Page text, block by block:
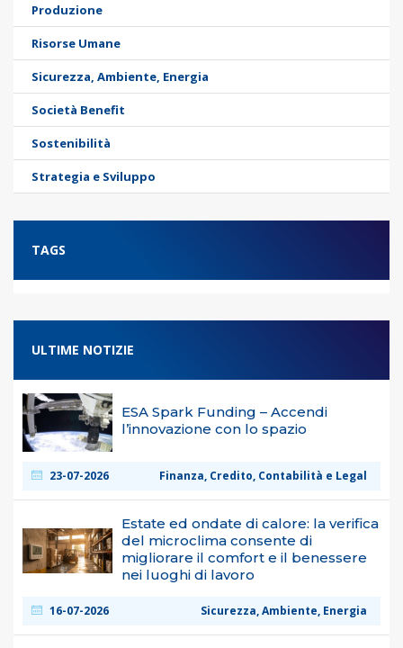
Produzione
Risorse Umane
Sicurezza, Ambiente, Energia
Società Benefit
Sostenibilità
Strategia e Sviluppo
TAGS
ULTIME NOTIZIE
ESA Spark Funding – Accendi
l’innovazione con lo spazio
23-07-2026 Finanza, Credito, Contabilità e Legal
Estate ed ondate di calore: la verifica
del microclima consente di
migliorare il comfort e il benessere
nei luoghi di lavoro
16-07-2026 Sicurezza, Ambiente, Energia